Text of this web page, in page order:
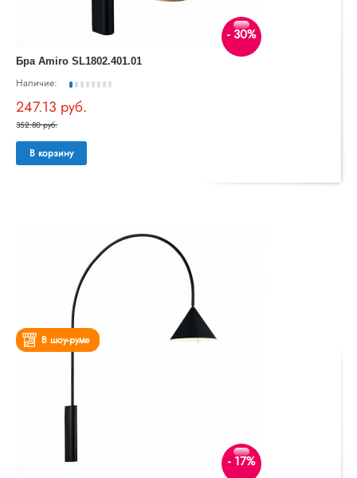
- 30%
Бра Amiro SL1802.401.01
Наличие:
247.13 руб.
352.80 руб.
В корзину
В шоу-руме
- 17%